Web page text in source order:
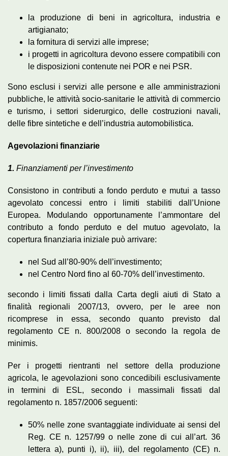
la produzione di beni in agricoltura, industria e
artigianato;
la fornitura di servizi alle imprese;
i progetti in agricoltura devono essere compatibili con
le disposizioni contenute nei POR e nei PSR.
Sono esclusi i servizi alle persone e alle amministrazioni
pubbliche, le attività socio-sanitarie le attività di commercio
e turismo, i settori siderurgico, delle costruzioni navali,
delle fibre sintetiche e dell’industria automobilistica.
Agevolazioni finanziarie
1. Finanziamenti per l’investimento
Consistono in contributi a fondo perduto e mutui a tasso
agevolato concessi entro i limiti stabiliti dall’Unione
Europea. Modulando opportunamente l’ammontare del
contributo a fondo perduto e del mutuo agevolato, la
copertura finanziaria iniziale può arrivare:
nel Sud all’80-90% dell’investimento;
nel Centro Nord fino al 60-70% dell’investimento.
secondo i limiti fissati dalla Carta degli aiuti di Stato a
finalità regionali 2007/13, ovvero, per le aree non
ricomprese in essa, secondo quanto previsto dal
regolamento CE n. 800/2008 o secondo la regola de
minimis.
Per i progetti rientranti nel settore della produzione
agricola, le agevolazioni sono concedibili esclusivamente
in termini di ESL, secondo i massimali fissati dal
regolamento n. 1857/2006 seguenti:
50% nelle zone svantaggiate individuate ai sensi del
Reg. CE n. 1257/99 o nelle zone di cui all’art. 36
lettera a), punti i), ii), iii), del regolamento (CE) n.